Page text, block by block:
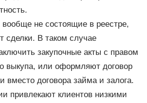
не состоящие в реестре,
сделки. В таком случае
закупочные акты с правом
выкупа, или оформляют договор
вместо договора займа и залога.
привлекают клиентов низкими